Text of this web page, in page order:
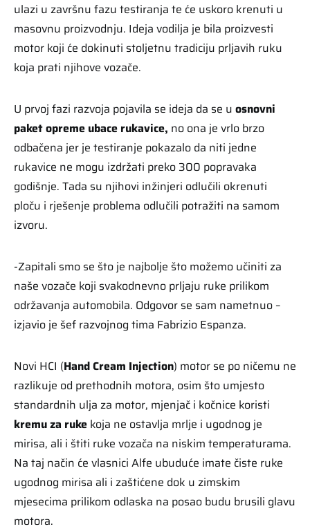
ulazi u završnu fazu testiranja te će uskoro krenuti u
masovnu proizvodnju. Ideja vodilja je bila proizvesti
motor koji će dokinuti stoljetnu tradiciju prljavih ruku
koja prati njihove vozače.
U prvoj fazi razvoja pojavila se ideja da se u osnovni
paket opreme ubace rukavice, no ona je vrlo brzo
odbačena jer je testiranje pokazalo da niti jedne
rukavice ne mogu izdržati preko 300 popravaka
godišnje. Tada su njihovi inžinjeri odlučili okrenuti
ploču i rješenje problema odlučili potražiti na samom
izvoru.
-Zapitali smo se što je najbolje što možemo učiniti za
naše vozače koji svakodnevno prljaju ruke prilikom
održavanja automobila. Odgovor se sam nametnuo –
izjavio je šef razvojnog tima Fabrizio Espanza.
Novi HCI (Hand Cream Injection) motor se po ničemu ne
razlikuje od prethodnih motora, osim što umjesto
standardnih ulja za motor, mjenjač i kočnice koristi
kremu za ruke koja ne ostavlja mrlje i ugodnog je
mirisa, ali i štiti ruke vozača na niskim temperaturama.
Na taj način će vlasnici Alfe ubuduće imate čiste ruke
ugodnog mirisa ali i zaštićene dok u zimskim
mjesecima prilikom odlaska na posao budu brusili glavu
motora.